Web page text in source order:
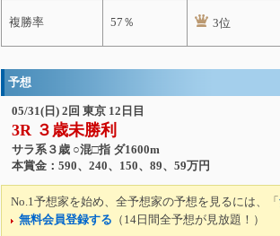
複勝率 57％ 3位
予想
05/31(日) 2回 東京 12日目
3R ３歳未勝利
サラ系３歳 ○混□指 ダ1600m
本賞金：590、240、150、89、59万円
No.1予想家を始め、全予想家の予想を見るには、「
無料会員登録する （14日間全予想が見放題！）